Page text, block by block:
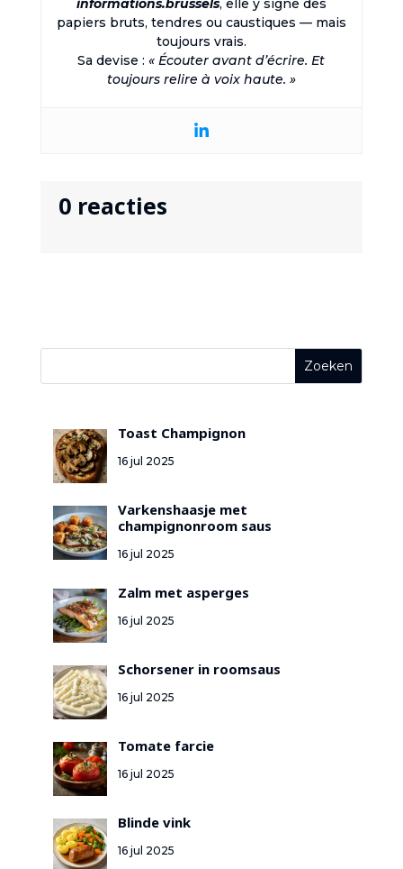
informations.brussels, elle y signe des
papiers bruts, tendres ou caustiques — mais
toujours vrais.
Sa devise :« Écouter avant d’écrire. Et
toujours relire à voix haute. »
0 reacties
Toast Champignon
16 jul 2025
Varkenshaasje met
champignonroom saus
16 jul 2025
Zalm met asperges
16 jul 2025
Schorsener in roomsaus
16 jul 2025
Tomate farcie
16 jul 2025
Blinde vink
16 jul 2025